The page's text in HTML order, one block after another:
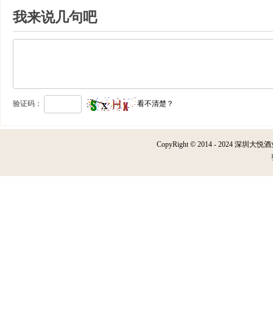
我来说几句吧
验证码： 看不清楚？
CopyRight © 2014 - 2024 深圳大悦